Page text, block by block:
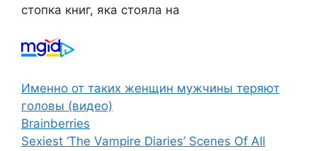
стопка книг, яка стояла на
Именно от таких женщин мужчины теряют
головы (видео)
Brainberries
Sexiest ‘The Vampire Diaries’ Scenes Of All